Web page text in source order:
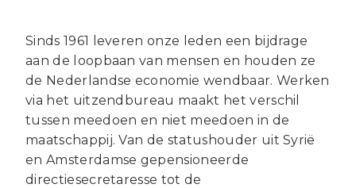
Sinds 1961 leveren onze leden een bijdrage
aan de loopbaan van mensen en houden ze
de Nederlandse economie wendbaar. Werken
via het uitzendbureau maakt het verschil
tussen meedoen en niet meedoen in de
maatschappij. Van de statushouder uit Syrië
en Amsterdamse gepensioneerde
directiesecretaresse tot de